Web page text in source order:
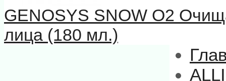
GENOSYS SNOW О2
лица (180 мл.)